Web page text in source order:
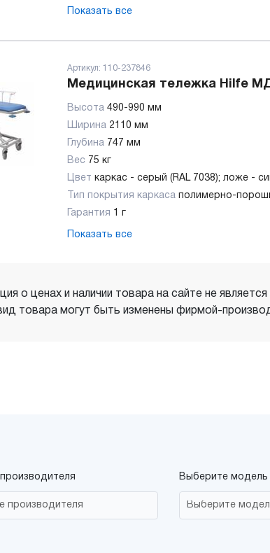
Показать все
Артикул: 110-237846
Медицинская тележка Hilfe
Высота 490-990 мм
Ширина 2110 мм
Глубина 747 мм
Вес 75 кг
Цвет каркас - серый (RAL 7038); ложе -
Тип покрытия каркаса полимерно-
Гарантия 1 г
Показать все
о ценах и наличии товара на сайте не
товара могут быть изменены фирмой-
Выберите модель